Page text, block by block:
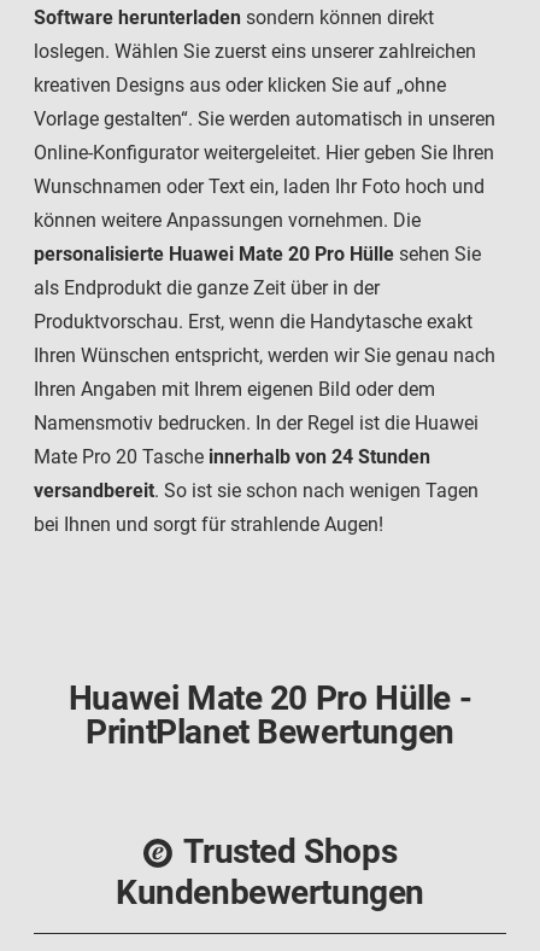
Software herunterladen sondern können direkt
loslegen. Wählen Sie zuerst eins unserer zahlreichen
kreativen Designs aus oder klicken Sie auf „ohne
Vorlage gestalten“. Sie werden automatisch in unseren
Online-Konfigurator weitergeleitet. Hier geben Sie Ihren
Wunschnamen oder Text ein, laden Ihr Foto hoch und
können weitere Anpassungen vornehmen. Die
personalisierte Huawei Mate 20 Pro Hülle sehen Sie
als Endprodukt die ganze Zeit über in der
Produktvorschau. Erst, wenn die Handytasche exakt
Ihren Wünschen entspricht, werden wir Sie genau nach
Ihren Angaben mit Ihrem eigenen Bild oder dem
Namensmotiv bedrucken. In der Regel ist die Huawei
Mate Pro 20 Tasche innerhalb von 24 Stunden
versandbereit. So ist sie schon nach wenigen Tagen
bei Ihnen und sorgt für strahlende Augen!
Huawei Mate 20 Pro Hülle -
PrintPlanet Bewertungen
Trusted Shops
Kundenbewertungen